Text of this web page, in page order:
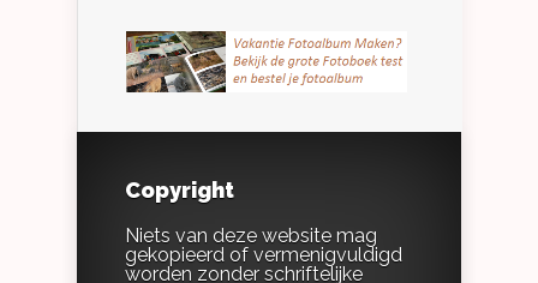
Copyright
Niets van deze website mag
gekopieerd of vermenigvuldigd
worden zonder schriftelijke